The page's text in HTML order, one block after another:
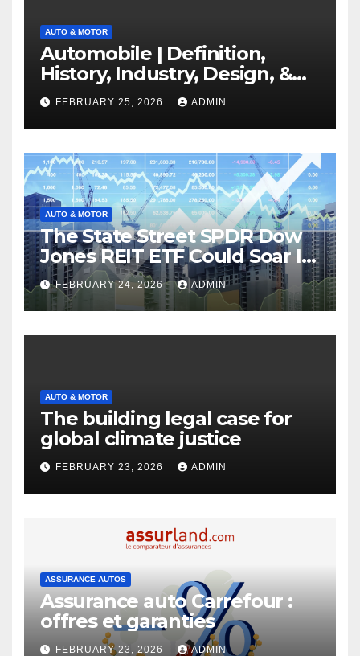
AUTO & MOTOR
Automobile | Definition,
History, Industry, Design, &
Facts
FEBRUARY 25, 2026 ADMIN
AUTO & MOTOR
The State Street SPDR Dow
Jones REIT ETF Could Soar If
These 2 Things Go Right
FEBRUARY 24, 2026 ADMIN
AUTO & MOTOR
The building legal case for
global climate justice
FEBRUARY 23, 2026 ADMIN
ASSURANCE AUTOS
Assurance auto Carrefour :
offres et garanties
FEBRUARY 23, 2026 ADMIN